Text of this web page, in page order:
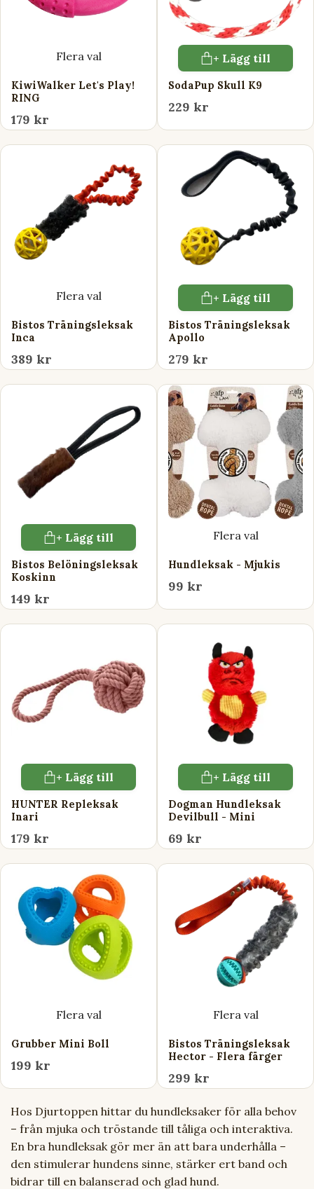
Flera val
KiwiWalker Let's Play!
RING
179 kr
+ Lägg till
SodaPup Skull K9
229 kr
Flera val
Bistos Träningsleksak
Inca
389 kr
+ Lägg till
Bistos Träningsleksak
Apollo
279 kr
+ Lägg till
Bistos Belöningsleksak
Koskinn
149 kr
Flera val
Hundleksak - Mjukis
99 kr
+ Lägg till
HUNTER Repleksak
Inari
179 kr
+ Lägg till
Dogman Hundleksak
Devilbull - Mini
69 kr
Flera val
Grubber Mini Boll
199 kr
Flera val
Bistos Träningsleksak
Hector - Flera färger
299 kr
Hos Djurtoppen hittar du hundleksaker för alla behov
– från mjuka och tröstande till tåliga och interaktiva.
En bra hundleksak gör mer än att bara underhålla –
den stimulerar hundens sinne, stärker ert band och
bidrar till en balanserad och glad hund.